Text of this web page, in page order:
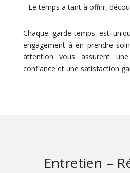
Le temps a tant à offrir,
Chaque garde-temps est
engagement à en prendre
attention vous assurent
confiance et une satisfaction
Entretien –